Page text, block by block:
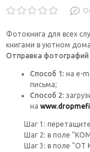
Фотокнига для всех
книгами в уютном
Отправка
Способ 1: на e-
письма;
Способ 2:
на
Шаг 1: перетащите
Шаг 2: в поле
Шаг 3: в поле "ОТ